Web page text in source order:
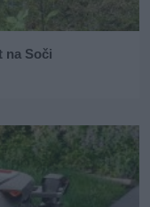
na Soči